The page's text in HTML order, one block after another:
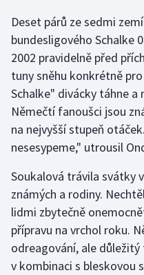
Gymnastika
Házená
Jezdectví
Judo
Krasobruslení
Lezení
Lyže a snowboard
Moderní pětiboj
Deset párů ze sedmi
bundesligového Schalke
2002 pravidelně před
tuny sněhu konkrétně
Schalke" divácky táhne
Němečtí fanoušci jsou
na nejvyšší stupeň
nesesypeme," utrousil
Soukalová trávila svátky
známých a rodiny.
lidmi zbytečně
přípravu na vrchol roku.
odreagování, ale
v kombinaci s bleskovou